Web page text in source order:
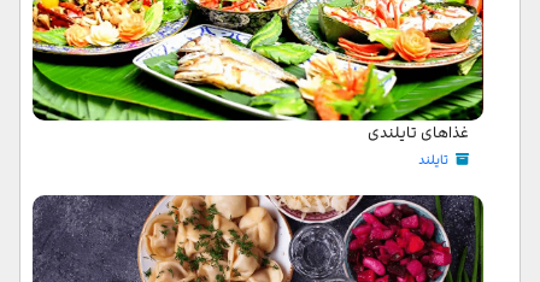
غذاهای تایلندی
تایلند